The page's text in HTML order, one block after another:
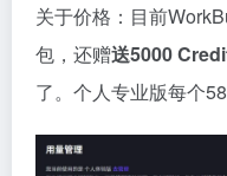
关于价格：目前
包，还赠送5000
了。个人专业版每个58